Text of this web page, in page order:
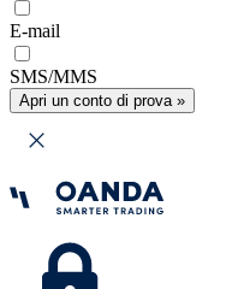
E-mail
SMS/MMS
Apri un conto di prova »